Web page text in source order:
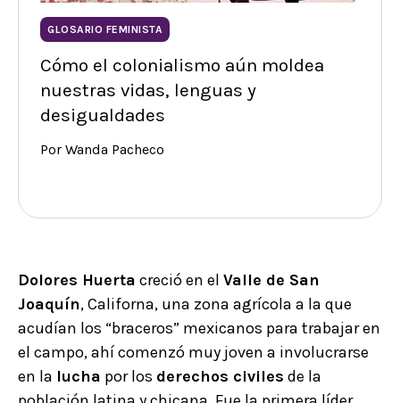
GLOSARIO FEMINISTA
Cómo el colonialismo aún moldea
nuestras vidas, lenguas y
desigualdades
Por Wanda Pacheco
Dolores Huerta creció en el Valle de San
Joaquín, Californa, una zona agrícola a la que
acudían los “braceros” mexicanos para trabajar en
el campo, ahí comenzó muy joven a involucrarse
en la lucha por los derechos civiles de la